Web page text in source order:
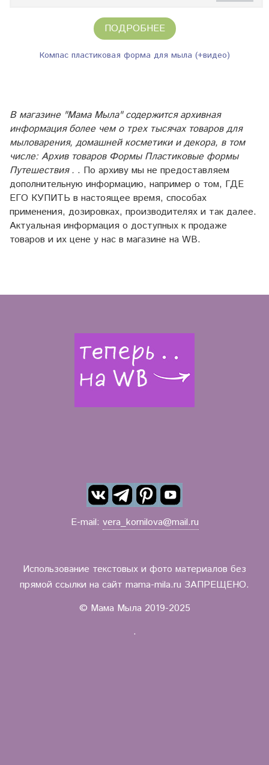
ПОДРОБНЕЕ
Компас пластиковая форма для мыла (+видео)
В магазине "Мама Мыла" содержится архивная
информация более чем о трех тысячах товаров для
мыловарения, домашней косметики и декора, в том
числе: Архив товаров Формы Пластиковые формы
Путешествия . . По архиву мы не предоставляем
дополнительную информацию, например о том, ГДЕ
ЕГО КУПИТЬ в настоящее время, способах
применения, дозировках, производителях и так далее.
Актуальная информация о доступных к продаже
товаров и их цене у нас в магазине на WB.
E-mail: vera_kornilova@mail.ru
Использование текстовых и фото материалов без
прямой ссылки на сайт mama-mila.ru ЗАПРЕЩЕНО.
© Мама Мыла 2019-2025
.